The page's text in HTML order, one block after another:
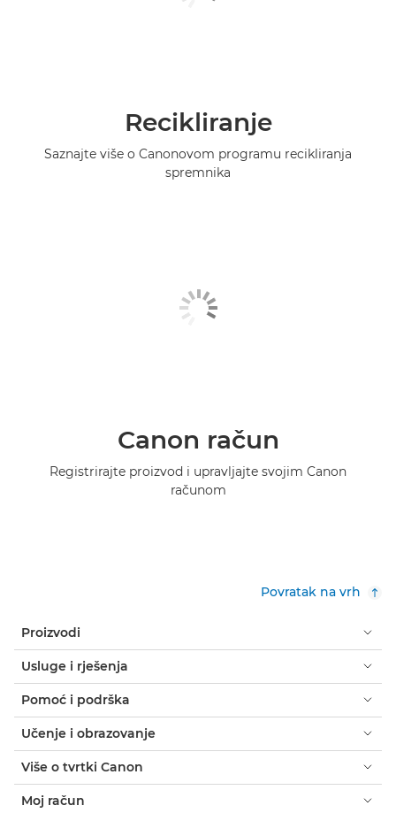
Recikliranje
Saznajte više o Canonovom programu recikliranja
spremnika
Canon račun
Registrirajte proizvod i upravljajte svojim Canon
računom
Povratak na vrh
Proizvodi
Usluge i rješenja
Pomoć i podrška
Učenje i obrazovanje
Više o tvrtki Canon
Moj račun